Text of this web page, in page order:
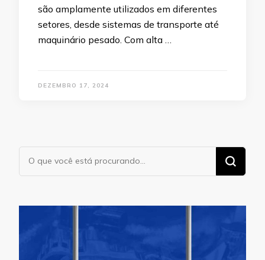
são amplamente utilizados em diferentes
setores, desde sistemas de transporte até
maquinário pesado. Com alta …
DEZEMBRO 17, 2024
Procurando
algo?